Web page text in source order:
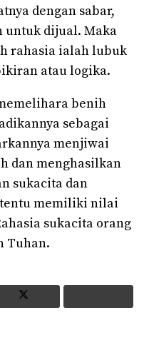
dengan sabar,
untuk dijual. Maka
rahasia ialah lubuk
atau logika.
benih
sebagai
menjiwai
dan menghasilkan
sukacita dan
memiliki nilai
sukacita orang
Tuhan.